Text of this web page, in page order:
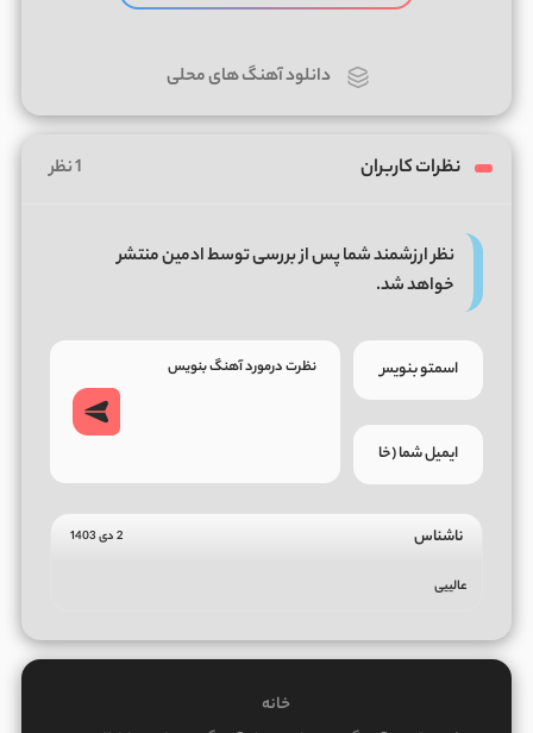
دانلود آهنگ های محلی
نظرات کاربران 1 نظر
نظر ارزشمند شما پس از بررسی توسط ادمین منتشر
خواهد شد.
ناشناس 2 دی 1403
عالییی
خانه